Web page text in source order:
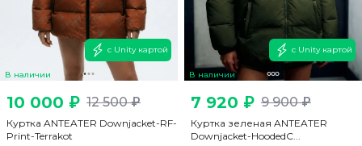
В наличии
с Unity картой
10 000 ₽ 12 500 ₽
Куртка ANTEATER Downjacket-RF-
Print-Terrakot
В наличии
с Unity картой
7 920 ₽ 9 900 ₽
Куртка зеленая ANTEATER
Downjacket-HoodedC...